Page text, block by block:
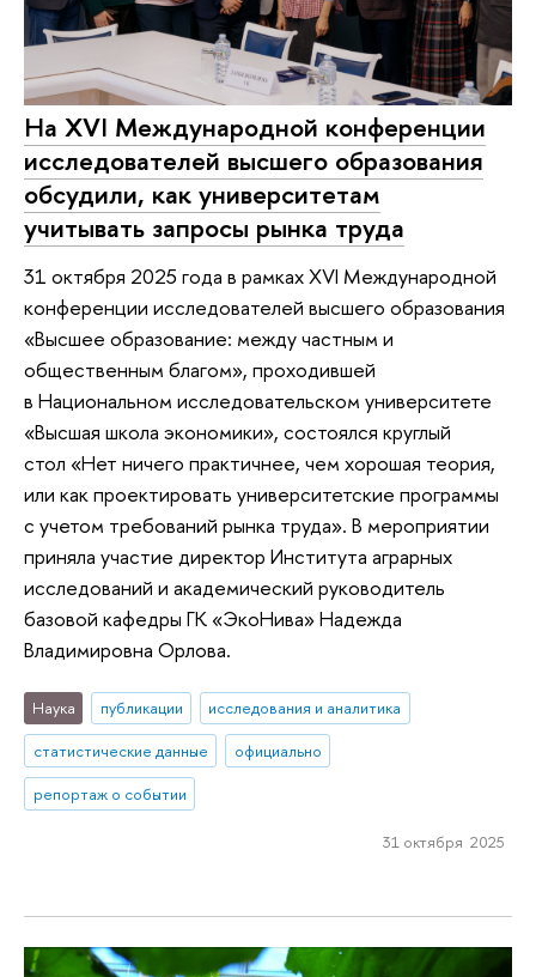
На XVI Международной конференции
исследователей высшего образования
обсудили, как университетам
учитывать запросы рынка труда
31 октября 2025 года в рамках XVI Международной
конференции исследователей высшего образования
«Высшее образование: между частным и
общественным благом», проходившей
в Национальном исследовательском университете
«Высшая школа экономики», состоялся круглый
стол «Нет ничего практичнее, чем хорошая теория,
или как проектировать университетские программы
с учетом требований рынка труда». В мероприятии
приняла участие директор Института аграрных
исследований и академический руководитель
базовой кафедры ГК «ЭкоНива» Надежда
Владимировна Орлова.
Наука публикации
исследования и аналитика
статистические данные
официально
репортаж о событии
31 октября 2025